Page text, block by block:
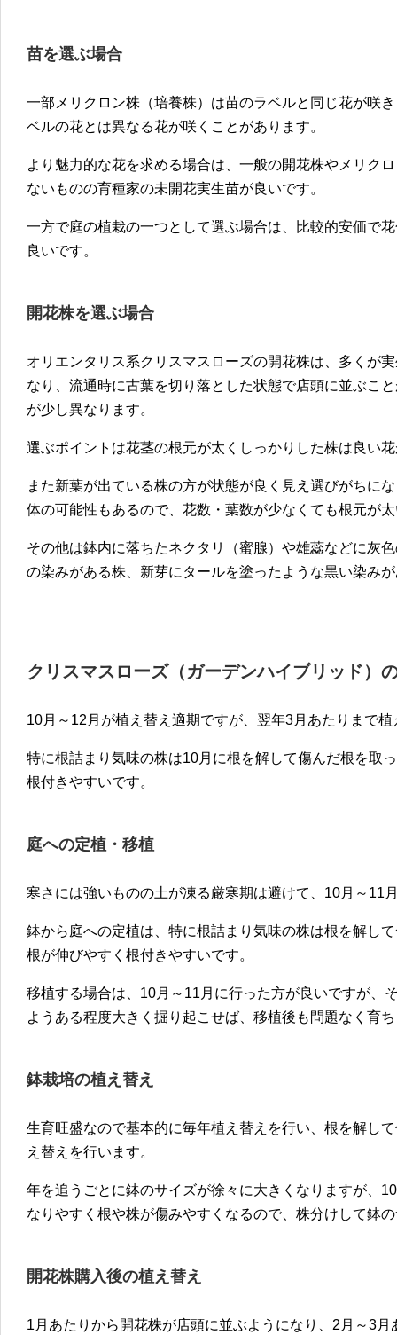
苗を選ぶ場合
一部メリクロン株（培養株）は苗のラベルと同じ花が咲
ベルの花とは異なる花が咲くことがあります。
より魅力的な花を求める場合は、一般の開花株やメリク
ないものの育種家の未開花実生苗が良いです。
一方で庭の植栽の一つとして選ぶ場合は、比較的安価で
良いです。
開花株を選ぶ場合
オリエンタリス系クリスマスローズの開花株は、多くが
なり、流通時に古葉を切り落とした状態で店頭に並ぶこ
が少し異なります。
選ぶポイントは花茎の根元が太くしっかりした株は良い
また新葉が出ている株の方が状態が良く見え選びがちに
体の可能性もあるので、花数・葉数が少なくても根元が
その他は鉢内に落ちたネクタリ（蜜腺）や雄蕊などに灰
の染みがある株、新芽にタールを塗ったような黒い染み
クリスマスローズ（ガーデンハイブリッド）
10月～12月が植え替え適期ですが、翌年3月あたりまで
特に根詰まり気味の株は10月に根を解して傷んだ根を取
根付きやすいです。
庭への定植・移植
寒さには強いものの土が凍る厳寒期は避けて、10月～11
鉢から庭への定植は、特に根詰まり気味の株は根を解し
根が伸びやすく根付きやすいです。
移植する場合は、10月～11月に行った方が良いですが、
ようある程度大きく掘り起こせば、移植後も問題なく育
鉢栽培の植え替え
生育旺盛なので基本的に毎年植え替えを行い、根を解し
え替えを行います。
年を追うごとに鉢のサイズが徐々に大きくなりますが、
なりやすく根や株が傷みやすくなるので、株分けして鉢
開花株購入後の植え替え
1月あたりから開花株が店頭に並ぶようになり、2月～3